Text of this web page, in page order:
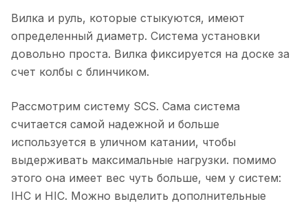
Вилка и руль, которые стыкуются, имеют
определенный диаметр. Система установки
довольно проста. Вилка фиксируется на доске за
счет колбы с блинчиком.
Рассмотрим систему SCS. Сама система
считается самой надежной и больше
используется в уличном катании, чтобы
выдерживать максимальные нагрузки. помимо
этого она имеет вес чуть больше, чем у систем:
IHC и HIC. Можно выделить дополнительные